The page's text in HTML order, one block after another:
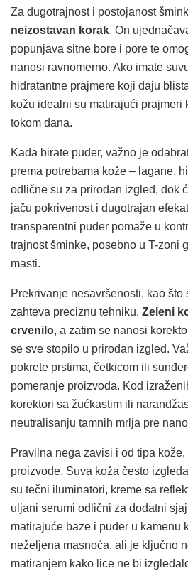
Za dugotrajnost i postojanost
neizostavan korak. On
popunjava sitne bore i pore te
nanosi ravnomerno. Ako imate
hidratantne prajmere koji daju
kožu idealni su matirajući prajmeri
tokom dana.
Kada birate puder, važno je
prema potrebama kože – lagane,
odlične su za prirodan izgled, dok
jaču pokrivenost i dugotrajan
transparentni puder pomaže u
trajnost šminke, posebno u T-zoni
masti.
Prekrivanje nesavršenosti, kao što
zahteva preciznu tehniku. Zeleni
crvenilo, a zatim se nanosi
se sve stopilo u prirodan izgled.
pokrete prstima, četkicom ili
pomeranje proizvoda. Kod
korektori sa žućkastim ili
neutralisanju tamnih mrlja pre
Pravilna nega zavisi i od tipa
proizvode. Suva koža često
su tečni iluminatori, kreme sa
uljani serumi odlični za dodatni
matirajuće baze i puder u kamenu
neželjena masnoća, ali je ključno
matiranjem kako lice ne bi